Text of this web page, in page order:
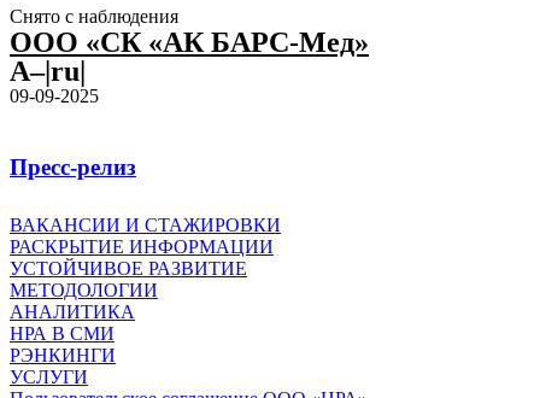
Снято с наблюдения
ООО «СК «АК БАРС-Мед»
A–|ru|
09-09-2025
Пресс-релиз
ВАКАНСИИ И СТАЖИРОВКИ
РАСКРЫТИЕ ИНФОРМАЦИИ
УСТОЙЧИВОЕ РАЗВИТИЕ
МЕТОДОЛОГИИ
АНАЛИТИКА
НРА В СМИ
РЭНКИНГИ
УСЛУГИ